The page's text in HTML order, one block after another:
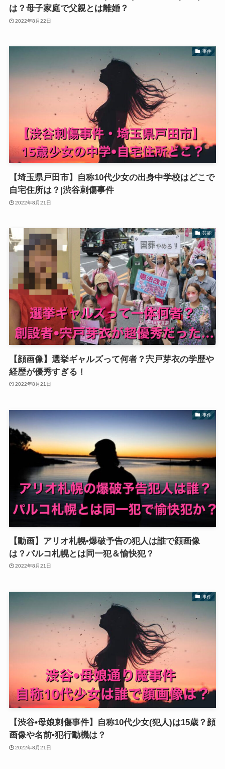
は？母子家庭で父親とは離婚？
2022年8月22日
事件
【埼玉県戸田市】自称10代少女の出身中学校はどこで
自宅住所は？|渋谷刺傷事件
2022年8月21日
芸能
【顔画像】選挙ギャルズって何者？宍戸芽衣の学歴や
経歴が優秀すぎる！
2022年8月21日
事件
【動画】アリオ札幌•爆破予告の犯人は誰で顔画像
は？パルコ札幌とは同一犯＆愉快犯？
2022年8月21日
事件
【渋谷•母娘刺傷事件】自称10代少女(犯人)は15歳？顔
画像や名前•犯行動機は？
2022年8月21日